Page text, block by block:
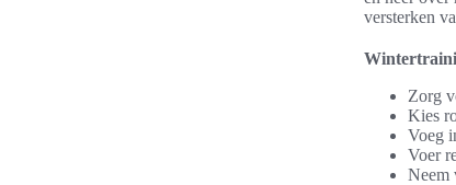
versterken
Zorg
Kies
Voeg
Voer
Neem